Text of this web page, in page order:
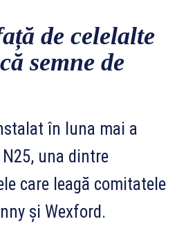
de celelalte
semne de
în luna mai a
una dintre
care leagă comitatele
și Wexford.